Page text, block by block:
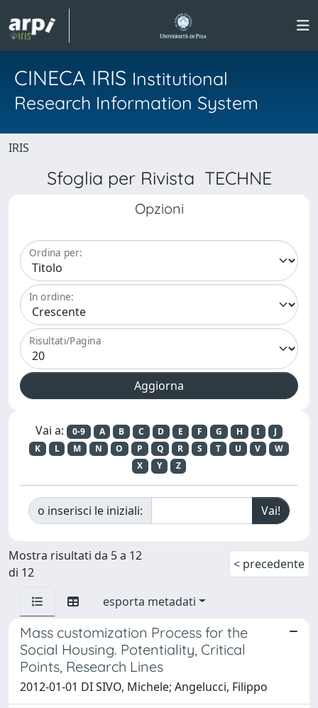
CINECA IRIS Institutional
Research Information System
IRIS
Sfoglia per Rivista TECHNE
Opzioni
Ordina per:
In ordine:
Risultati/Pagina
Vai a: 0-9 A B C D E F G H I
J
K
L M N O P Q R S T U V
W
X
Y Z
o inserisci le iniziali:
Mostra risultati da 5 a 12
di 12
< precedente
esporta metadati
Mass customization Process for the
Social Housing. Potentiality, Critical
Points, Research Lines
2012-01-01 DI SIVO, Michele; Angelucci, Filippo